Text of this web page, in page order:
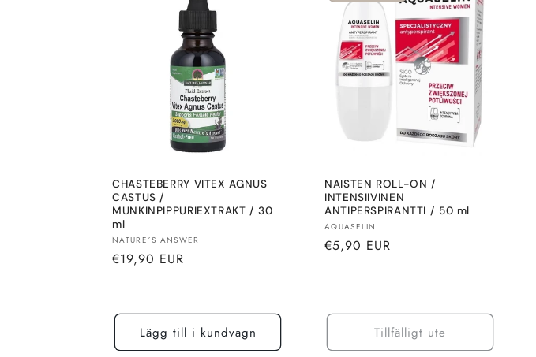
CHASTEBERRY VITEX AGNUS
CASTUS /
MUNKINPIPPURIEXTRAKT / 30
ml
Säljare:
NATURE´S ANSWER
Normalt
€19,90 EUR
Lägg till i kundvagn
NAISTEN ROLL-ON /
INTENSIIVINEN
ANTIPERSPIRANTTI / 50 ml
Säljare:
AQUASELIN
Normalt
€5,90 EUR
Tillfälligt ute